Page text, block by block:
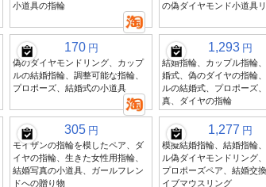
小道具の指輪
の偽ダイヤモンド小道具
170 円
偽のダイヤモンドリング、カップ
ルの結婚指輪、調整可能な指輪、
プロポーズ、結婚式の小道具
1,293 円
結婚指輪、カップル指輪
婚式、偽のダイヤの指輪
ルの結婚式、プロポーズ
真、ダイヤの指輪
305 円
モイザンの指輪を模したペア、ダ
イヤの指輪、生きた女性用指輪、
結婚写真の小道具、ガールフレン
ドへの贈り物
1,277 円
模擬結婚指輪、結婚指輪
ル偽ダイヤモンドリング
プロポーズペア、結婚交
イブマウスリング